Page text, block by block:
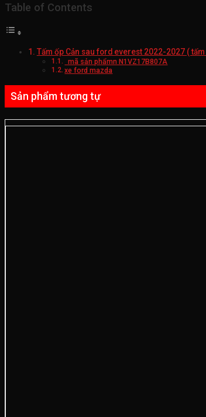
Table of Contents
Tấm ốp Cản sau ford everest 2022-2027 (
mã sản phẩmn N1VZ17B807A
xe ford mazda
Sản phẩm tương tự